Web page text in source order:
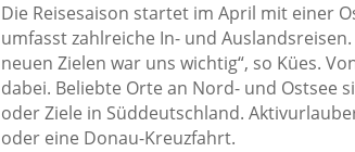
Die Reisesaison startet im April mit einer
umfasst zahlreiche In- und
neuen Zielen war uns wichtig“, so Kües.
dabei. Beliebte Orte an Nord- und Ostsee
oder Ziele in Süddeutschland.
oder eine Donau-Kreuzfahrt.